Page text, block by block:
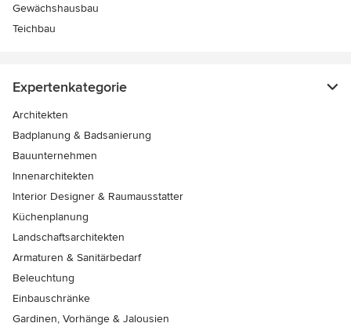
Gewächshausbau
Teichbau
Expertenkategorie
Architekten
Badplanung & Badsanierung
Bauunternehmen
Innenarchitekten
Interior Designer & Raumausstatter
Küchenplanung
Landschaftsarchitekten
Armaturen & Sanitärbedarf
Beleuchtung
Einbauschränke
Gardinen, Vorhänge & Jalousien